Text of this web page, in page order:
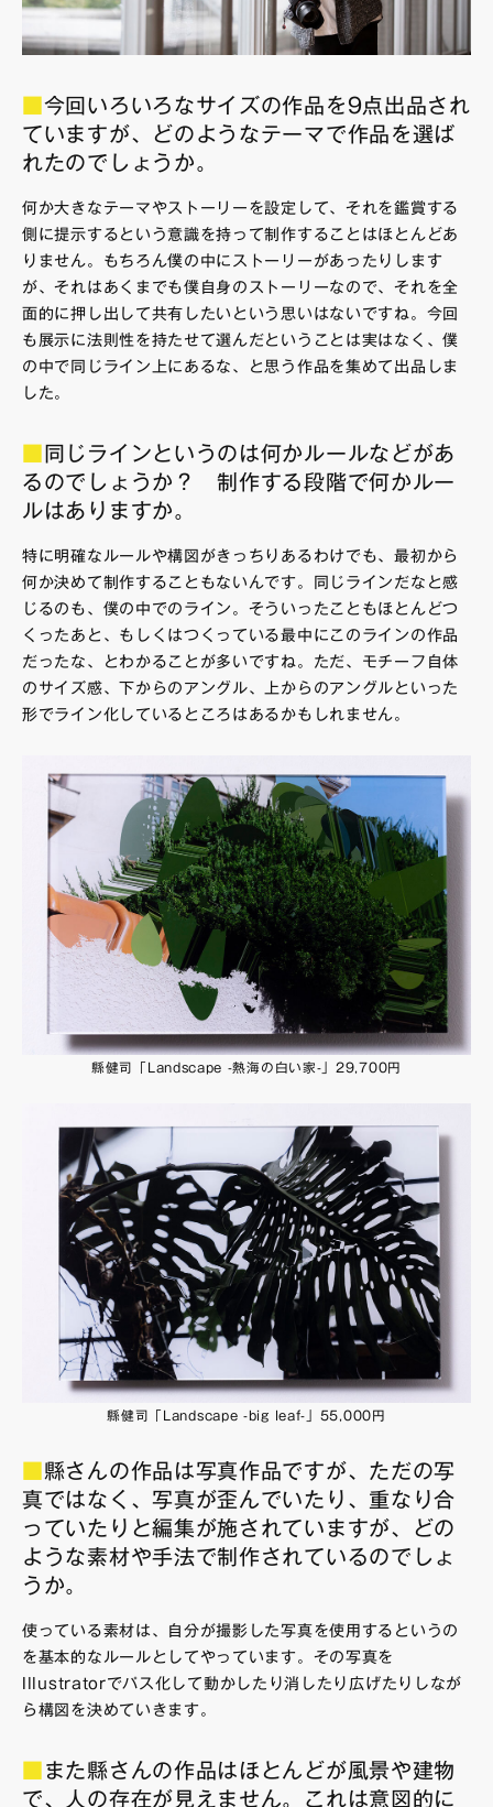
今回いろいろなサイズの作品を9点出品され
ていますが、どのようなテーマで作品を選ば
れたのでしょうか。
何か大きなテーマやストーリーを設定して、それを鑑賞する
側に提示するという意識を持って制作することはほとんどあ
りません。もちろん僕の中にストーリーがあったりします
が、それはあくまでも僕自身のストーリーなので、それを全
面的に押し出して共有したいという思いはないですね。今回
も展示に法則性を持たせて選んだということは実はなく、僕
の中で同じライン上にあるな、と思う作品を集めて出品しま
した。
同じラインというのは何かルールなどがあ
るのでしょうか？ 制作する段階で何かルー
ルはありますか。
特に明確なルールや構図がきっちりあるわけでも、最初から
何か決めて制作することもないんです。同じラインだなと感
じるのも、僕の中でのライン。そういったこともほとんどつ
くったあと、もしくはつくっている最中にこのラインの作品
だったな、とわかることが多いですね。ただ、モチーフ自体
のサイズ感、下からのアングル、上からのアングルといった
形でライン化しているところはあるかもしれません。
縣健司「Landscape -熱海の白い家-」29,700円
縣健司「Landscape -big leaf-」55,000円
縣さんの作品は写真作品ですが、ただの写
真ではなく、写真が歪んでいたり、重なり合
っていたりと編集が施されていますが、どの
ような素材や手法で制作されているのでしょ
うか。
使っている素材は、自分が撮影した写真を使用するというの
を基本的なルールとしてやっています。その写真を
Illustratorでパス化して動かしたり消したり広げたりしなが
ら構図を決めていきます。
また縣さんの作品はほとんどが風景や建物
で、人の存在が見えません。これは意図的に